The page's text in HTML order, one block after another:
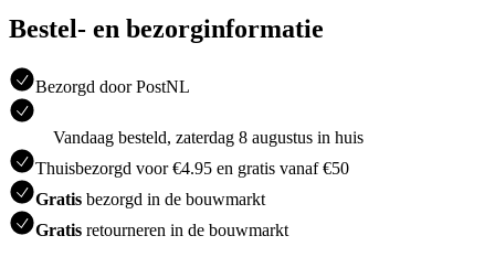
Bestel- en bezorginformatie
Bezorgd door PostNL
Vandaag besteld, zaterdag 8 augustus in huis
Thuisbezorgd voor €4.95 en gratis vanaf €50
Gratis bezorgd in de bouwmarkt
Gratis retourneren in de bouwmarkt